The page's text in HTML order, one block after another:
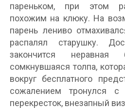
пареньком, при этом
похожим на клюку. На
парень лениво
распалял старушку.
закончится
сомкнувшаяся толпа,
вокруг бесплатного
сожалением тронулся
перекресток, внезапный